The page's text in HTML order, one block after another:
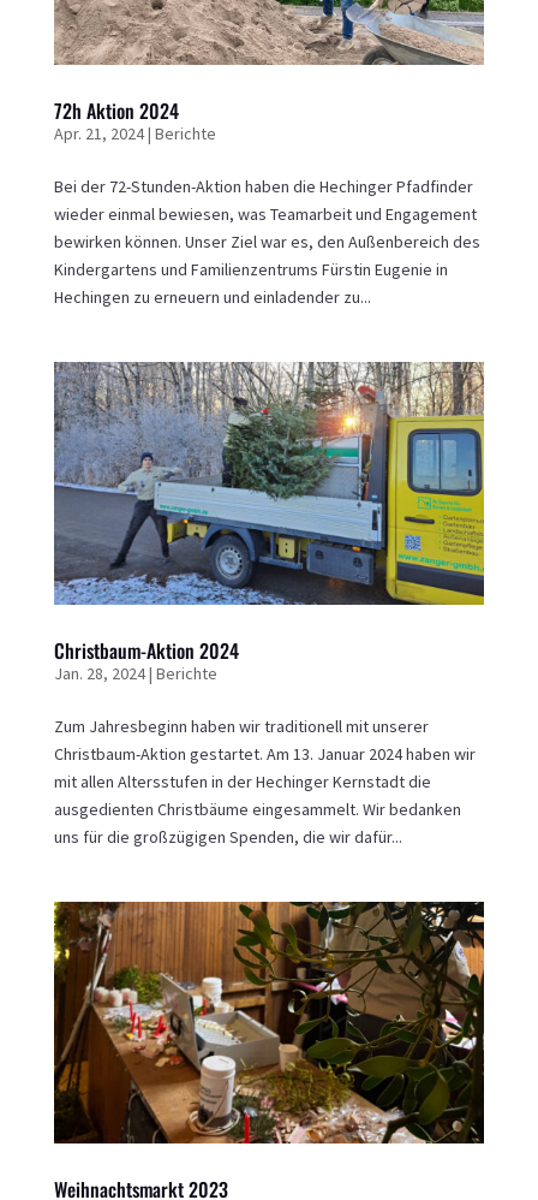
72h Aktion 2024
Apr. 21, 2024| Berichte
Bei der 72-Stunden-Aktion haben die Hechinger Pfadfinder
wieder einmal bewiesen, was Teamarbeit und Engagement
bewirken können. Unser Ziel war es, den Außenbereich des
Kindergartens und Familienzentrums Fürstin Eugenie in
Hechingen zu erneuern und einladender zu...
Christbaum-Aktion 2024
Jan. 28, 2024| Berichte
Zum Jahresbeginn haben wir traditionell mit unserer
Christbaum-Aktion gestartet. Am 13. Januar 2024 haben wir
mit allen Altersstufen in der Hechinger Kernstadt die
ausgedienten Christbäume eingesammelt. Wir bedanken
uns für die großzügigen Spenden, die wir dafür...
Weihnachtsmarkt 2023